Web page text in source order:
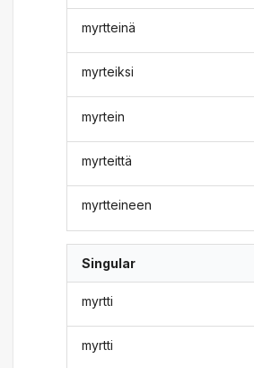
myrtteinä
myrteiksi
myrtein
myrteittä
myrtteineen
Singular
myrtti
myrtti